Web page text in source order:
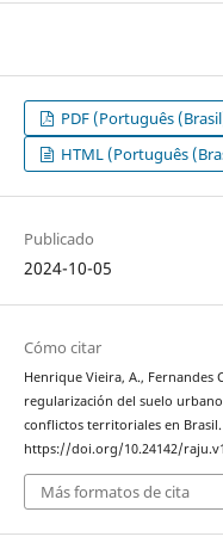
PDF (Português
HTML (Português
Publicado
2024-10-05
Cómo citar
Henrique Vieira, A., Fernandes
regularización del suelo
conflictos territoriales en Brasil.
https://doi.org/10.24142/
Más formatos de cita